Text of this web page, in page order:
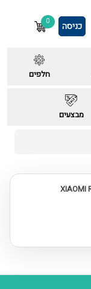
כניסה 0
חלפים
מבצעים